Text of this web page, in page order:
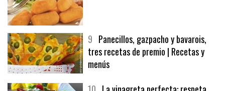
9Panecillos, gazpacho y bavarois,
tres recetas de premio | Recetas y
menús